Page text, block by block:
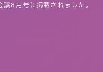
議8月号に掲載されました。